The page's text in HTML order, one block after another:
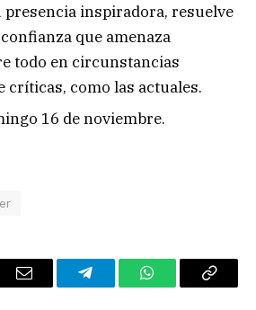
presencia inspiradora, resuelve
que amenaza
todo en circunstancias
como las actuales.
16 de noviembre.
Email TelegramWhatsAppCopy